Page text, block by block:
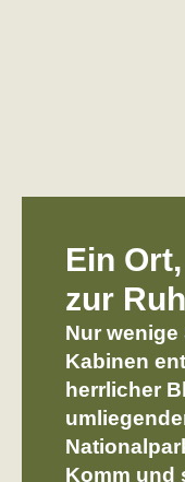
Ein
zur
Nur
Kabinen
herrlicher
Komm und